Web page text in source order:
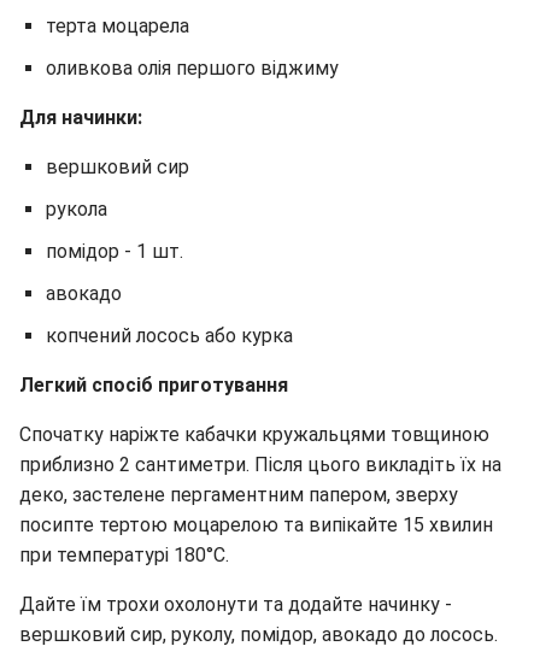
терта моцарела
оливкова олія першого віджиму
Для начинки:
вершковий сир
рукола
помідор - 1 шт.
авокадо
копчений лосось або курка
Легкий спосіб приготування
Спочатку наріжте кабачки кружальцями товщиною
приблизно 2 сантиметри. Після цього викладіть їх на
деко, застелене пергаментним папером, зверху
посипте тертою моцарелою та випікайте 15 хвилин
при температурі 180°C.
Дайте їм трохи охолонути та додайте начинку -
вершковий сир, руколу, помідор, авокадо до лосось.